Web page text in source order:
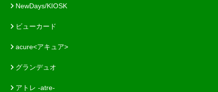
NewDays/KIOSK
ビューカード
acure<アキュア>
グランデュオ
アトレ -atre-